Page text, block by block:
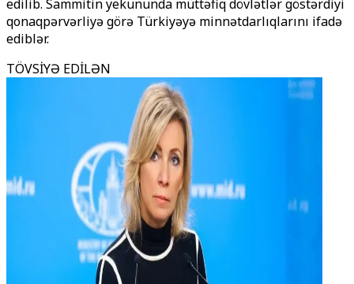
edilib. Sammitin yekununda müttəfiq dövlətlər göstərdiyi
qonaqpərvərliyə görə Türkiyəyə minnətdarlıqlarını ifadə
ediblər.
TÖVSİYƏ EDİLƏN